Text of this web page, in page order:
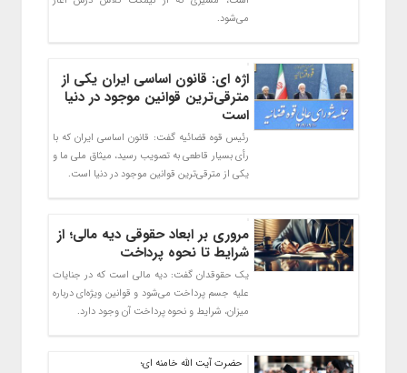
می‌شود.
اژه‌ ای: قانون اساسی ایران یکی از
مترقی‌ترین قوانین موجود در دنیا
است
رئیس قوه قضائیه گفت: قانون اساسی ایران که با
رأی بسیار قاطعی به تصویب رسید، میثاق ملی ما و
یکی از مترقی‌ترین قوانین موجود در دنیا است.
مروری بر ابعاد حقوقی دیه مالی؛ از
شرایط تا نحوه پرداخت
یک حقوقدان گفت: دیه مالی است که در جنایات
علیه جسم پرداخت می‌شود و قوانین ویژه‌ای درباره
میزان، شرایط و نحوه پرداخت آن وجود دارد.
حضرت آیت الله خامنه ای؛